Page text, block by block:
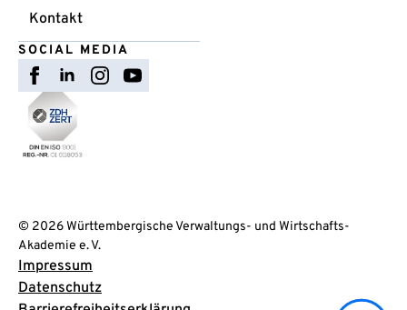
Kontakt
SOCIAL MEDIA
© 2026 Württembergische Verwaltungs- und Wirtschafts-
Akademie e. V.
Impressum
Datenschutz